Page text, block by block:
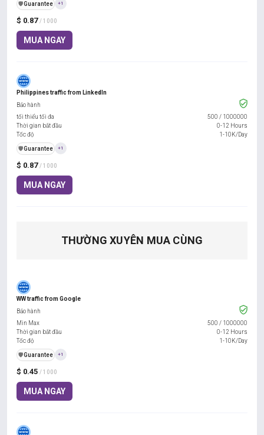
$ 0.87 / 1000
MUA NGAY
️🛡️Guarantee +1
Philippines traffic from LinkedIn
$ 0.87 / 1000
MUA NGAY
Bảo hành
tối thiểu tối đa
500 / 1000000
Thời gian bắt đầu
0-12 Hours
Tốc độ
1-10K/Day
️🛡️Guarantee +1
THƯỜNG XUYÊN MUA CÙNG
WW traffic from Google
$ 0.45 / 1000
MUA NGAY
Bảo hành
Min Max
500 / 1000000
Thời gian bắt đầu
0-12 Hours
Tốc độ
1-10K/Day
️🛡️Guarantee +1